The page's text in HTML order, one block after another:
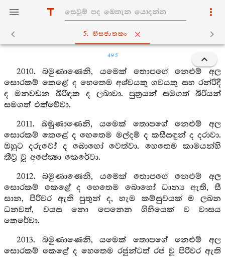
5. භිසජාතකං
495
2010. බමුණාණෙනි, යමෙක් තොපගේ නෙළුම් අල
සොරකම් කෙළේ ද හෙතෙම අශ්වයකු ගවයකු සහ රන්රිදී
ද මනවඩන බිරිඳක ද ලබාවා. පුත්‍රයන් සමගත් බිරියන්
සමගත් එක්වේවා.
2011. බමුණාණෙනි, යමෙක් තොපගේ නෙළුම් අල
සොරකම් කෙළේ ද හෙතෙම මල්දම් ද කසීසඳුන් ද දරාවා.
ඔහුට දරුවෝ ද බොහෝ වෙත්වා. හෙතෙම කාමයන්හි
තීව්‍ර වූ අපේක්‍ෂා කෙරේවා.
2012. බමුණාණෙනි, යමෙක් තොපගේ නෙළුම් අල
සොරකම් කෙළේ ද හෙතෙම බොහෝ ධාන්‍ය ඇති, සී
සාන, පිරිවර ඇති පුතුන් ද, හැම කම්සුවයක් ම ලබන
ධනවත්, වයස නො පෙනෙන ගිහියෙක් ව වාසය
කෙරේවා.
2013. බමුණාණෙනි, යමෙක් තොපගේ නෙළුම් අල
සොරකම් කෙළේ ද හෙතෙම රජුන්ටත් රජ වූ පිරිවර ඇති